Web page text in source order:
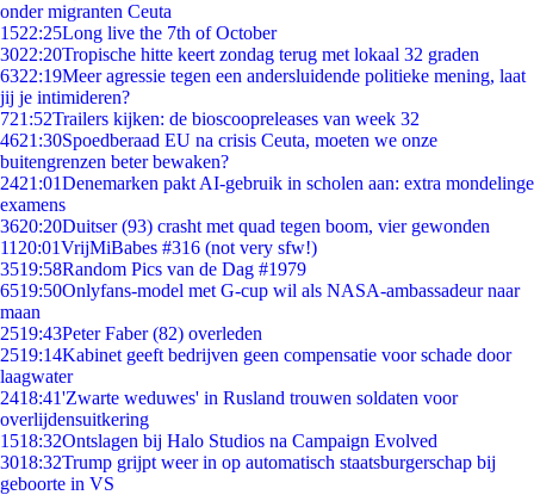
onder migranten Ceuta
1522:25Long live the 7th of October
3022:20Tropische hitte keert zondag terug met lokaal 32 graden
6322:19Meer agressie tegen een andersluidende politieke mening, laat
jij je intimideren?
721:52Trailers kijken: de bioscoopreleases van week 32
4621:30Spoedberaad EU na crisis Ceuta, moeten we onze
buitengrenzen beter bewaken?
2421:01Denemarken pakt AI-gebruik in scholen aan: extra mondelinge
examens
3620:20Duitser (93) crasht met quad tegen boom, vier gewonden
11 20:01VrijMiBabes #316 (not very sfw!)
3519:58Random Pics van de Dag #1979
6519:50Onlyfans-model met G-cup wil als NASA-ambassadeur naar
maan
2519:43Peter Faber (82) overleden
2519:14Kabinet geeft bedrijven geen compensatie voor schade door
laagwater
2418:41'Zwarte weduwes' in Rusland trouwen soldaten voor
overlijdensuitkering
1518:32Ontslagen bij Halo Studios na Campaign Evolved
3018:32Trump grijpt weer in op automatisch staatsburgerschap bij
geboorte in VS